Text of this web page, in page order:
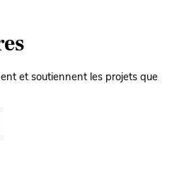
et soutiennent les projets que